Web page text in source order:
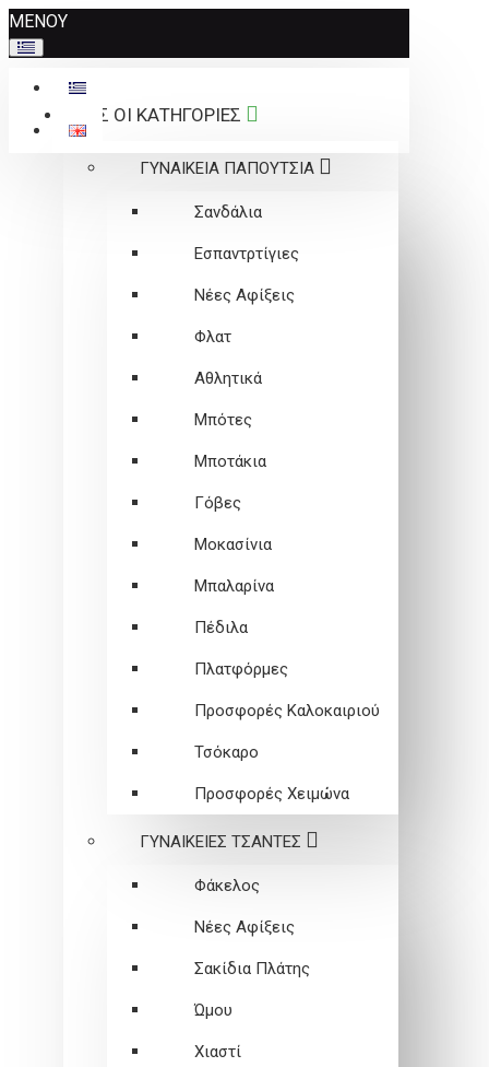
Σημείωση:
Αυτός
ο
ιστότοπος
περιλαμβάνει
ΜΕΝΟΥ
ΟΛΕΣ ΟΙ ΚΑΤΗΓΟΡΙΕΣ
ΓΥΝΑΙΚΕΙΑ ΠΑΠΟΥΤΣΙΑ
Σανδάλια
Εσπαντρτίγιες
Νέες Αφίξεις
Φλατ
Αθλητικά
Μπότες
Μποτάκια
Γόβες
Μοκασίνια
Μπαλαρίνα
Πέδιλα
Πλατφόρμες
Προσφορές Καλοκαιριού
Τσόκαρο
Προσφορές Χειμώνα
ΓΥΝΑΙΚΕΙEΣ ΤΣΑΝΤΕΣ
Φάκελος
Νέες Αφίξεις
Σακίδια Πλάτης
Ώμου
Χιαστί